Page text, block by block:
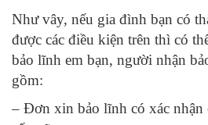
Như vây, nếu gia đình bạn có
được các điều kiện trên thì có
bảo lĩnh em bạn, người nhận
gồm:
– Đơn xin bảo lĩnh có xác nhận